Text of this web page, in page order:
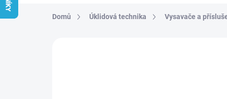
Domů Úklidová technika Vysavače a